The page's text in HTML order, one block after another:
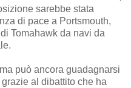
sarebbe stata
di pace a Portsmouth,
Tomahawk da navi da
può ancora guadagnarsi
al dibattito che ha